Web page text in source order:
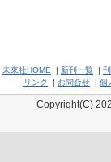
未來社HOME | 新刊一覧 |
リンク
| お問合せ | 個
Copyright(C)